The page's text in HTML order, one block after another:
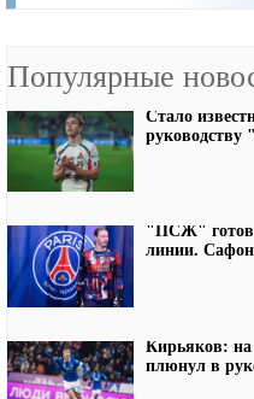
Популярные
Стало
руководству
"ПСЖ"
линии.
Кирьяков:
плюнул в